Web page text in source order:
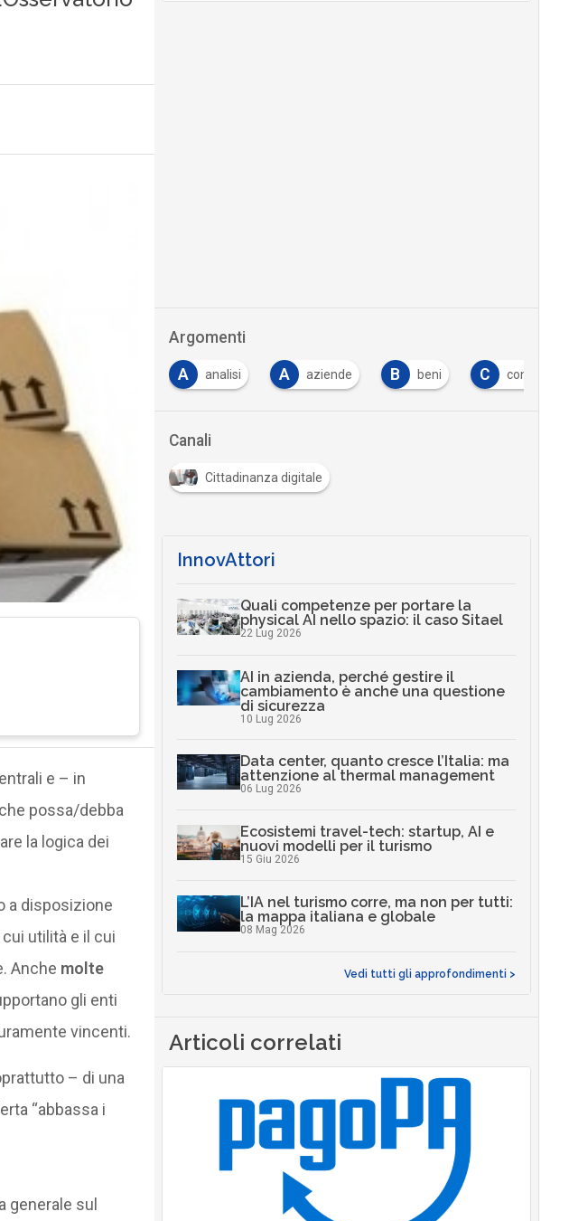
e – in
possa/debba
la logica dei
a disposizione
utilità e il cui
Anche molte
gli enti
vincenti.
– di una
“abbassa i
generale sul
Argomenti
A Amministrativo A analisi A aziende B beni C consip
Canali
Cittadinanza digitale
InnovAttori
Quali competenze per portare la
physical AI nello spazio: il caso Sitael
22 Lug 2026
AI in azienda, perché gestire il
cambiamento è anche una questione
di sicurezza
10 Lug 2026
Data center, quanto cresce l’Italia: ma
attenzione al thermal management
06 Lug 2026
Ecosistemi travel-tech: startup, AI e
nuovi modelli per il turismo
15 Giu 2026
L’IA nel turismo corre, ma non per tutti:
la mappa italiana e globale
08 Mag 2026
Vedi tutti gli approfondimenti >
Articoli correlati